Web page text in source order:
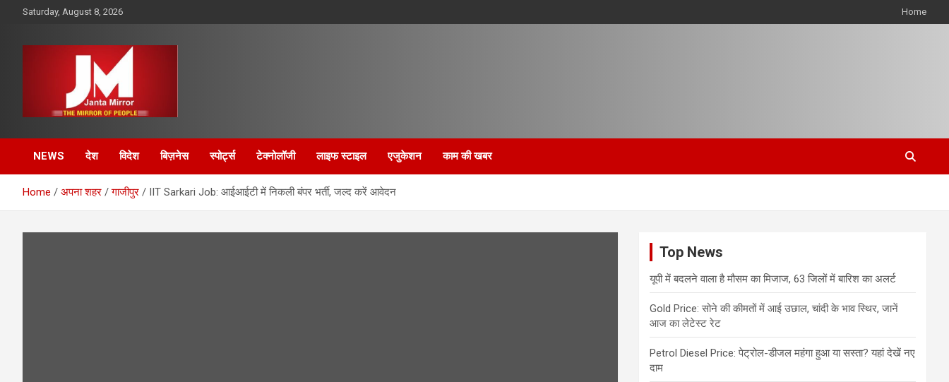
Saturday, August 8, 2026 Home
Janta Mirror
NEWS देश विदेश बिज़नेस स्पोर्ट्स टेक्नोलॉजी लाइफ स्टाइल एजुकेशन काम की खबर
Home अपना शहर गाजीपुर IIT Sarkari Job: आईआईटी में निकली बंपर भर्ती, जल्द करें आवेदन
Top News
यूपी में बदलने वाला है मौसम का मिजाज, 63 जिलों में बारिश का अलर्ट
Gold Price: सोने की कीमतों में आई उछाल, चांदी के भाव स्थिर, जानें
आज का लेटेस्ट रेट
Petrol Diesel Price: पेट्रोल-डीजल महंगा हुआ या सस्ता? यहां देखें नए
दाम